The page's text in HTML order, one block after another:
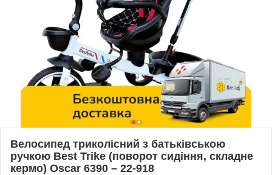
Велосипед триколісний з батьківською
ручкою Best Trike (поворот сидіння, складне
кермо) Oscar 6390 – 22-918